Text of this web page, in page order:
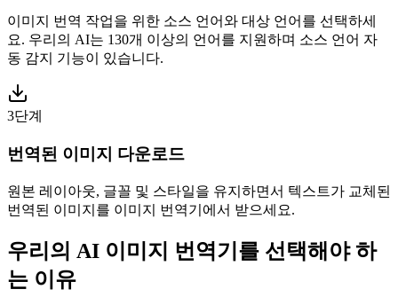
이미지 번역 작업을 위한 소스 언어와 대상 언어를 선택하세
요. 우리의 AI는 130개 이상의 언어를 지원하며 소스 언어 자
동 감지 기능이 있습니다.
3단계
번역된 이미지 다운로드
원본 레이아웃, 글꼴 및 스타일을 유지하면서 텍스트가 교체된
번역된 이미지를 이미지 번역기에서 받으세요.
우리의 AI 이미지 번역기를 선택해야 하
는 이유